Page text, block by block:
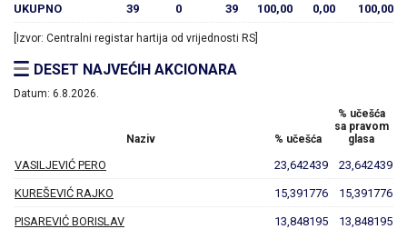
UKUPNO 39 0 39 100,00 0,00 100,00
[Izvor: Centralni registar hartija od vrijednosti RS]
DESET NAJVEĆIH AKCIONARA
Datum: 6.8.2026.
Naziv % učešća
% učešća
sa pravom
glasa
VASILJEVIĆ PERO 23,642439 23,642439
KUREŠEVIĆ RAJKO 15,391776 15,391776
PISAREVIĆ BORISLAV 13,848195 13,848195